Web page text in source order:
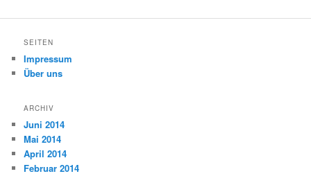
SEITEN
Impressum
Über uns
ARCHIV
Juni 2014
Mai 2014
April 2014
Februar 2014